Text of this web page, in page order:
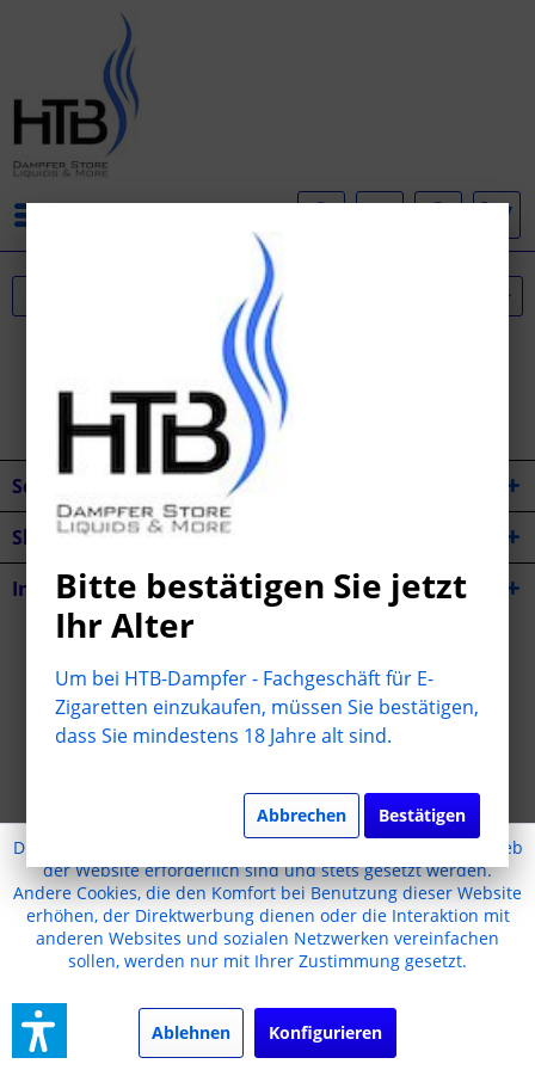
Service Hotline
Shop Service
Informationen
Cookie-Einstellungen Jugendschutz
Kontakt
Versand und Zahlungsbedingungen
Widerrufsrecht
Realisiert mit Shopware
Diese Website benutzt Cookies, die für den technischen Betrieb
der Website erforderlich sind und stets gesetzt werden.
Andere Cookies, die den Komfort bei Benutzung dieser Website
erhöhen, der Direktwerbung dienen oder die Interaktion mit
anderen Websites und sozialen Netzwerken vereinfachen
sollen, werden nur mit Ihrer Zustimmung gesetzt.
Ablehnen Konfigurieren
Bitte bestätigen Sie jetzt
Ihr Alter
Um bei HTB-Dampfer - Fachgeschäft für E-
Zigaretten einzukaufen, müssen Sie bestätigen,
dass Sie mindestens 18 Jahre alt sind.
Abbrechen Bestätigen